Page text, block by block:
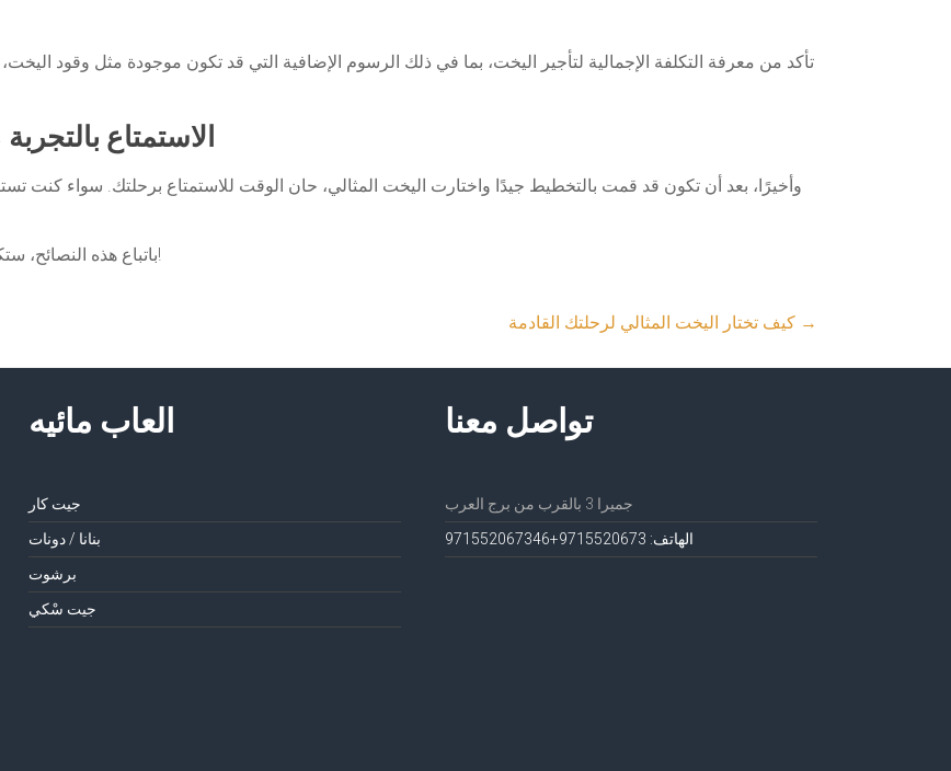
تأكد من معرفة التكلفة الإجمالية لتأجير اليخت، بما في ذلك الرسوم الإضافية التي قد تكون موجودة مثل وقود
الاستمتاع بالتجربة
وأخيرًا، بعد أن تكون قد قمت بالتخطيط جيدًا واختارت اليخت المثالي، حان الوقت للاستمتاع برحلتك. سواء كنت
باتباع هذه النصائح، ستكون جاهزًا للاستمتاع بتجربة استئجار اليخت بشكل كامل!
→
العاب مائيه
جيت كار
بنانا / دونات
برشوت
جيت سْكي
تواصل معنا
جميرا 3 بالقرب من برج العرب
الهاتف: 971552067 3+971552067346